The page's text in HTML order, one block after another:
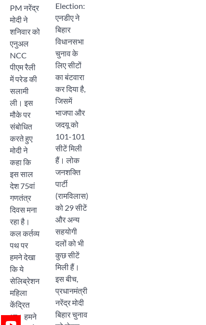
PM नरेंद्र
मोदी ने
शनिवार को
एनुअल
NCC
पीएम रैली
में परेड की
सलामी
ली। इस
मौके पर
संबोधित
करते हुए
मोदी ने
कहा कि
इस साल
देश 75वां
गणतंत्र
दिवस मना
रहा है।
कल कर्तव्य
पथ पर
हमने देखा
कि ये
सेलिब्रेशन
महिला
केंद्रित
था। हमने
Election:
एनडीए ने
बिहार
विधानसभा
चुनाव के
लिए सीटों
का बंटवारा
कर दिया है,
जिसमें
भाजपा और
जदयू को
101-101
सीटें मिली
हैं। लोक
जनशक्ति
पार्टी
(रामविलास)
को 29 सीटें
और अन्य
सहयोगी
दलों को भी
कुछ सीटें
मिली हैं।
इस बीच,
प्रधानमंत्री
नरेंद्र मोदी
बिहार चुनाव